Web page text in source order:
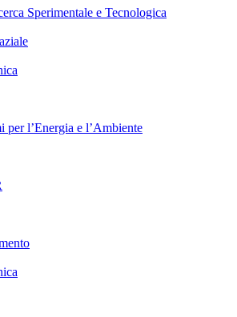
Sperimentale e Tecnologica
per l’Energia e l’Ambiente